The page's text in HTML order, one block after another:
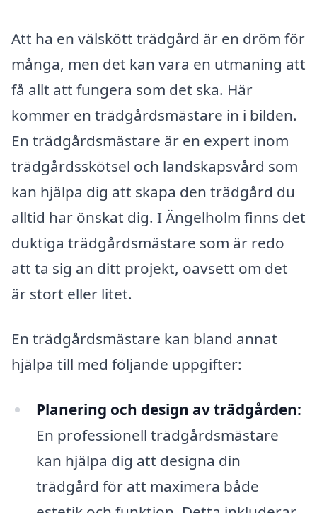
Att ha en välskött trädgård är en dröm för
många, men det kan vara en utmaning att
få allt att fungera som det ska. Här
kommer en trädgårdsmästare in i bilden.
En trädgårdsmästare är en expert inom
trädgårdsskötsel och landskapsvård som
kan hjälpa dig att skapa den trädgård du
alltid har önskat dig. I Ängelholm finns det
duktiga trädgårdsmästare som är redo
att ta sig an ditt projekt, oavsett om det
är stort eller litet.
En trädgårdsmästare kan bland annat
hjälpa till med följande uppgifter:
Planering och design av trädgården:
En professionell trädgårdsmästare
kan hjälpa dig att designa din
trädgård för att maximera både